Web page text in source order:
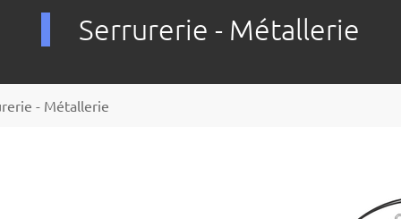
Serrurerie - Métallerie
- Métallerie